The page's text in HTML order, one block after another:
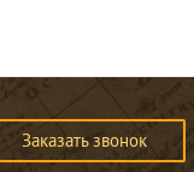
Заказать звонок